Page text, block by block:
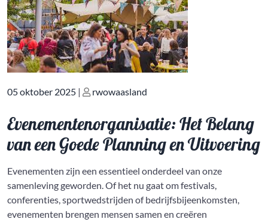
Geplaatst
05 oktober 2025 | Geplaatst
rwowaasland
Evenementenorganisatie: Het Belang
van een Goede Planning en Uitvoering
Evenementen zijn een essentieel onderdeel van onze
samenleving geworden. Of het nu gaat om festivals,
conferenties, sportwedstrijden of bedrijfsbijeenkomsten,
evenementen brengen mensen samen en creëren